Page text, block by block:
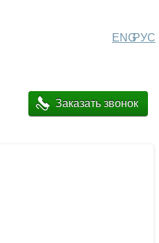
РУС
ENG
Заказать звонок